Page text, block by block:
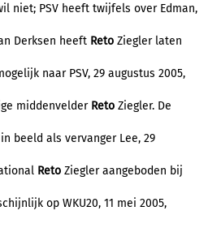
niet; PSV heeft twijfels over Edman,
Derksen heeft Reto Ziegler laten
naar PSV, 29 augustus 2005,
middenvelder Reto Ziegler. De
beeld als vervanger Lee, 29
Reto Ziegler aangeboden bij
op WKU20, 11 mei 2005,